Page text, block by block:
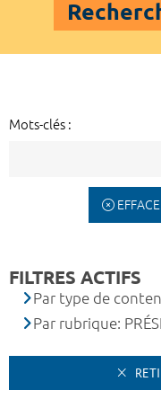
Mots-clés :
FILTRES ACTIFS
Par type de
Par rubrique: